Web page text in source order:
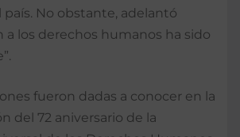
No obstante, adelantó
a los derechos humanos ha sido
fueron dadas a conocer en la
del 72 aniversario de la